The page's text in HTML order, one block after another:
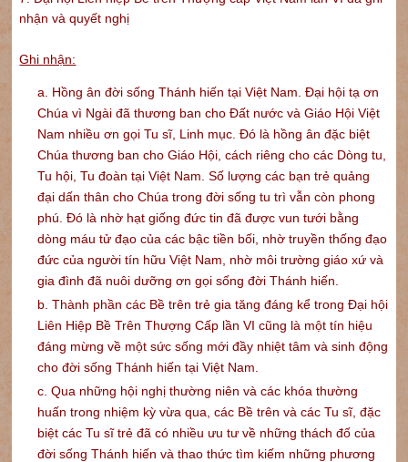
nhận và quyết nghị
Ghi nhận:
a. Hồng ân đời sống Thánh hiến tại Việt Nam. Đại hội tạ ơn
Chúa vì Ngài đã thương ban cho Đất nước và Giáo Hội Việt
Nam nhiều ơn gọi Tu sĩ, Linh mục. Đó là hồng ân đặc biệt
Chúa thương ban cho Giáo Hội, cách riêng cho các Dòng tu,
Tu hội, Tu đoàn tại Việt Nam. Số lượng các bạn trẻ quảng
đại dấn thân cho Chúa trong đời sống tu trì vẫn còn phong
phú. Đó là nhờ hạt giống đức tin đã được vun tưới bằng
dòng máu tử đạo của các bậc tiền bối, nhờ truyền thống đạo
đức của người tín hữu Việt Nam, nhờ môi trường giáo xứ và
gia đình đã nuôi dưỡng ơn gọi sống đời Thánh hiến.
b. Thành phần các Bề trên trẻ gia tăng đáng kể trong Đại hội
Liên Hiệp Bề Trên Thượng Cấp lần VI cũng là một tín hiệu
đáng mừng về một sức sống mới đầy nhiệt tâm và sinh động
cho đời sống Thánh hiến tại Việt Nam.
c. Qua những hội nghị thường niên và các khóa thường
huấn trong nhiệm kỳ vừa qua, các Bề trên và các Tu sĩ, đặc
biệt các Tu sĩ trẻ đã có nhiều ưu tư về những thách đố của
đời sống Thánh hiến và thao thức tìm kiếm những phương